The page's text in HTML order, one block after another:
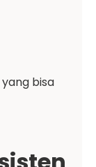
bisa